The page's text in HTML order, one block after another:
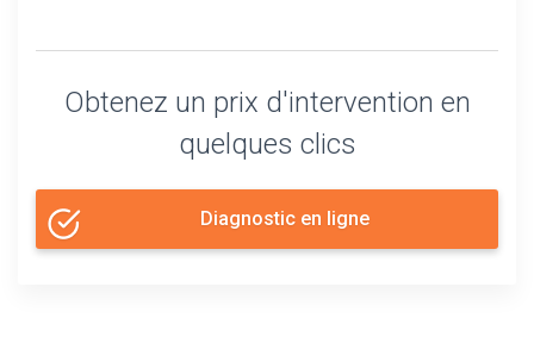
Obtenez un prix d'intervention en
quelques clics
Diagnostic en ligne